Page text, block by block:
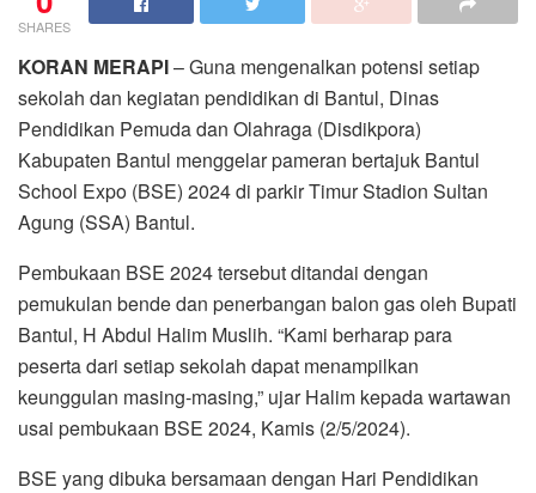
SHARES
KORAN MERAPI– Guna mengenalkan potensi setiap
sekolah dan kegiatan pendidikan di Bantul, Dinas
Pendidikan Pemuda dan Olahraga (Disdikpora)
Kabupaten Bantul menggelar pameran bertajuk Bantul
School Expo (BSE) 2024 di parkir Timur Stadion Sultan
Agung (SSA) Bantul.
Pembukaan BSE 2024 tersebut ditandai dengan
pemukulan bende dan penerbangan balon gas oleh Bupati
Bantul, H Abdul Halim Muslih. “Kami berharap para
peserta dari setiap sekolah dapat menampilkan
keunggulan masing-masing,” ujar Halim kepada wartawan
usai pembukaan BSE 2024, Kamis (2/5/2024).
BSE yang dibuka bersamaan dengan Hari Pendidikan